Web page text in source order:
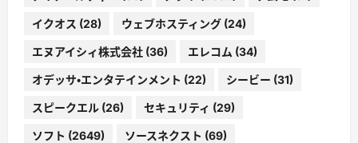
イクオス (28) ウェブホスティング (24)
エヌアイシィ株式会社 (36) エレコム (34)
オデッサ・エンタテインメント (22) シービー (31)
スピークエル (26) セキュリティ (29)
ソフト (2649) ソースネクスト (69)